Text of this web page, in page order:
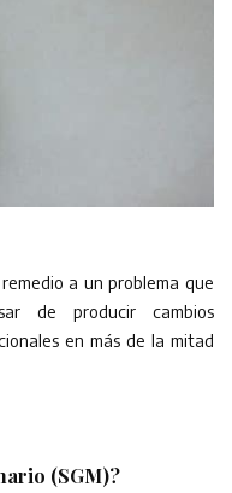
a un problema que
de producir cambios
en más de la mitad
(SGM)?